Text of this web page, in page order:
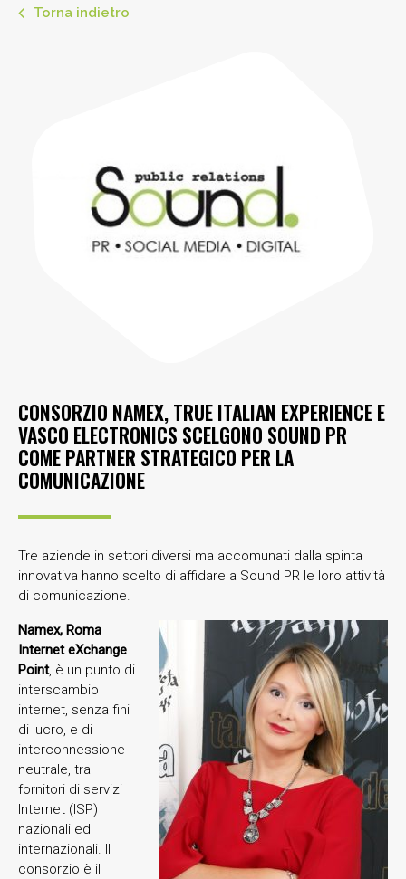
Torna indietro
CONSORZIO NAMEX, TRUE ITALIAN EXPERIENCE E
VASCO ELECTRONICS SCELGONO SOUND PR
COME PARTNER STRATEGICO PER LA
COMUNICAZIONE
Tre aziende in settori diversi ma accomunati dalla spinta
innovativa hanno scelto di affidare a Sound PR le loro attività
di comunicazione.
Namex, Roma
Internet eXchange
Point, è un punto di
interscambio
internet, senza fini
di lucro, e di
interconnessione
neutrale, tra
fornitori di servizi
Internet (ISP)
nazionali ed
internazionali. Il
consorzio è il